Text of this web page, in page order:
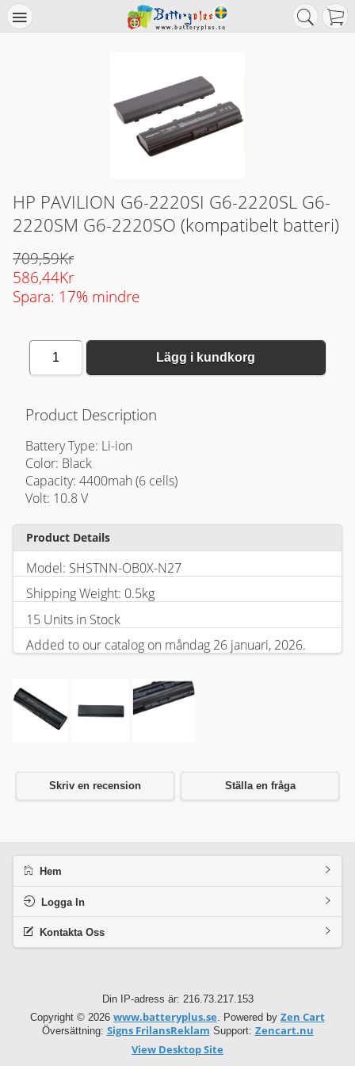
HP PAVILION G6-2220SI G6-2220SL G6-
2220SM G6-2220SO (kompatibelt batteri)
709,59Kr
586,44Kr
Spara: 17% mindre
1 Lägg i kundkorg
Product Description
Battery Type: Li-ion
Color: Black
Capacity: 4400mah (6 cells)
Volt: 10.8 V
Product Details
Model: SHSTNN-OB0X-N27
Shipping Weight: 0.5kg
15 Units in Stock
Added to our catalog on måndag 26 januari, 2026.
Skriv en recension Ställa en fråga
Hem
Logga In
Kontakta Oss
Din IP-adress är: 216.73.217.153
Copyright © 2026 www.batteryplus.se. Powered by Zen Cart
Översättning: Signs FrilansReklam Support: Zencart.nu
View Desktop Site